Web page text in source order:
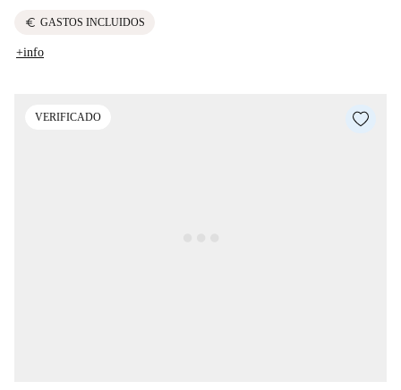
euro GASTOS INCLUIDOS
+info
VERIFICADO